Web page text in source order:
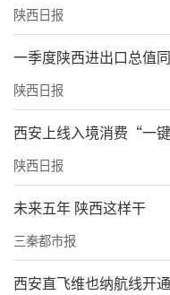
陕西日报
一季度陕西进出口总值
陕西日报
西安上线入境消费“一
陕西日报
未来五年 陕西这样干
三秦都市报
西安直飞维也纳航线开通